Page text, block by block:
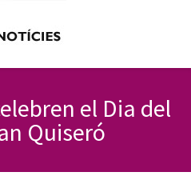
el Dia del
Quiseró